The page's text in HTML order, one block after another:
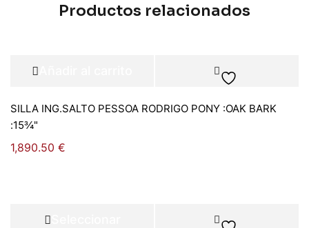
Productos relacionados
SILLA ING.SALTO PESSOA RODRIGO PONY :OAK BARK
:15¾"
1,890.50 €